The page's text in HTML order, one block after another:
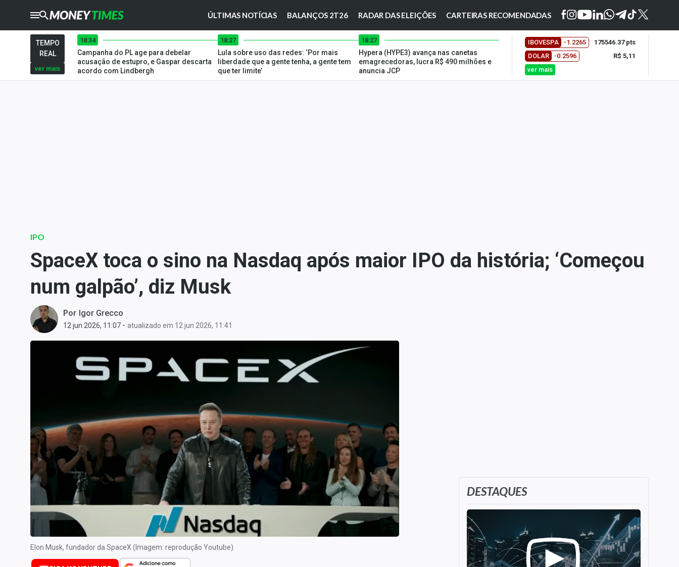
ÚLTIMAS NOTÍCIAS BALANÇOS 2T26 RADAR DAS ELEIÇÕES CARTEIRAS RECOMENDADAS
CRYPTOTIMES
TIMES
Ibovespa
Carteiras Recomendadas
Central de Dividendos
Central de Fundos
Central dos IPOs
Renda Fixa
Finanças Pessoais
Mercados
Colunas
Especiais
Internacional
Marketing
Tecnologia
Conteúdo de Marca
Expediente
Contato
TEMPO
REAL
ver mais
18:34
Campanha do PL age para debelar
acusação de estupro, e Gaspar descarta
acordo com Lindbergh
18:27
Lula sobre uso das redes: ‘Por mais
liberdade que a gente tenha, a gente tem
que ter limite’
18:27
Hypera (HYPE3) avança nas canetas
emagrecedoras, lucra R$ 490 milhões e
anuncia JCP
IBOVESPA -1.2265
175546.37 pts
DOLAR
-0.2596
R$ 5,11
ver mais
IPO
SpaceX toca o sino na Nasdaq após maior IPO da história; ‘Começou
num galpão’, diz Musk
Por Igor Grecco
12 jun 2026, 11:07 - atualizado em 12 jun 2026, 11:41
Elon Musk, fundador da SpaceX (Imagem: reprodução Youtube)
DESTAQUES